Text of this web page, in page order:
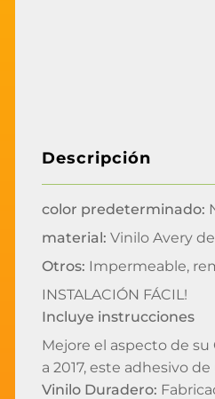
Descripción
color predeterminado:
material: Vinilo Avery
Otros: Impermeable,
INSTALACIÓN FÁCIL!
Incluye instrucciones
Mejore el aspecto de su
a 2017, este adhesivo
Vinilo Duradero: